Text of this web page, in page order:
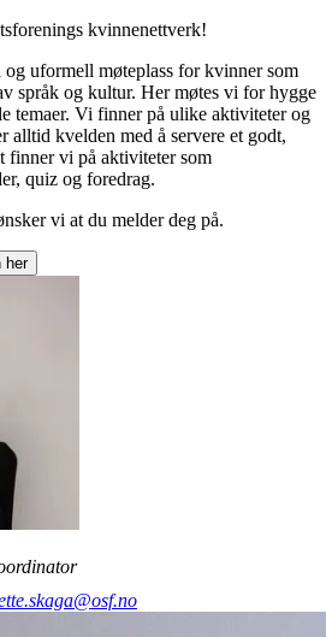
kvinnenettverk!
og uformell møteplass for kvinner som
språk og kultur. Her møtes vi for hygge
temaer. Vi finner på ulike aktiviteter og
alltid kvelden med å servere et godt,
finner vi på aktiviteter som
quiz og foredrag.
vi at du melder deg på.
her